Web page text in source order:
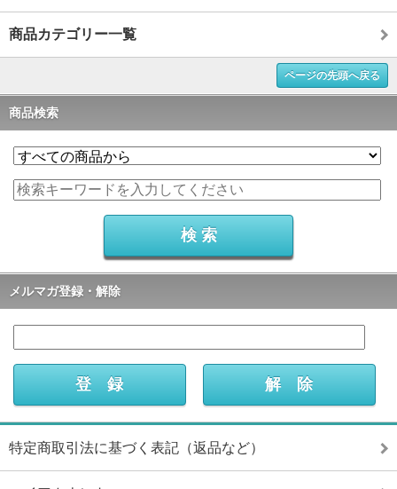
商品カテゴリー一覧
ページの先頭へ戻る
商品検索
メルマガ登録・解除
特定商取引法に基づく表記（返品など）